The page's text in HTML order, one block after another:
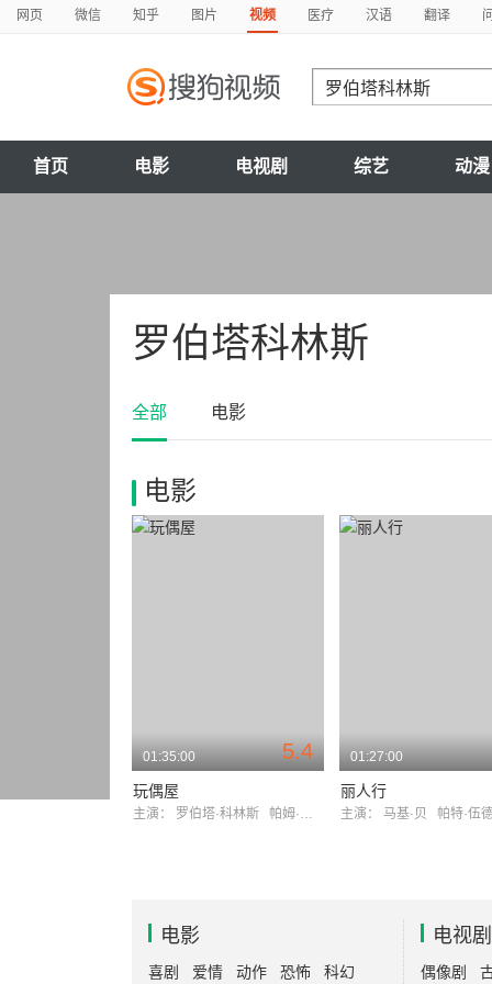
网页 微信 知乎 图片 视频 医疗 汉语 翻译
首页 电影 电视剧 综艺 动漫
罗伯塔科林斯
全部 电影
电影
5.4
01:35:00
玩偶屋
主演： 罗伯塔·科林斯 帕姆·格里尔
01:27:00
丽人行
主演： 马基·贝 帕特·伍
电影
喜剧 爱情 动作 恐怖 科幻
电视剧
偶像剧